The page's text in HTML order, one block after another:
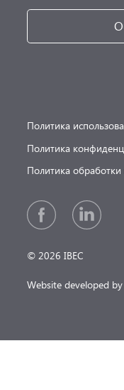
Политика
Политика
Политика
© 2026 IBEC
Website developed